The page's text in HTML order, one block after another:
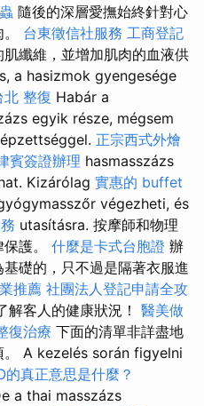
隨後的深層愛撫始終針對心
台東徵信社服務 工商登記
纖維，並增加肌肉的血液供
a hasizmok gyengesége
北 整復 Habár a
egyik része, mégsem
正宗西式外燴
賓簽證辦理 hasmasszázs
Kizárólag 實惠的 buffet
végezheti, és
utasításra. 按摩師和物理
護。 什麼是卡式台胞證 辦
礎的，只不過是隔著衣服進
推薦 社團法人登記申請全攻
解客人的健康狀況！ 醫美做
復治療 下面的清單非詳盡地
。 A kezelés során figyelni
的真正意思是什麼？
a thai masszázs